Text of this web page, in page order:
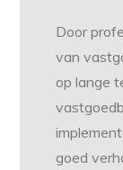
Door
van
op lange
goed